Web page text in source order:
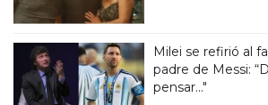
Milei se refirió al
padre de Messi:
pensar..."